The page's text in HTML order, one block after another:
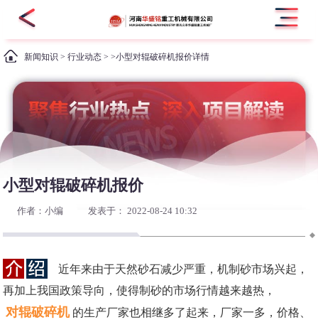
新闻知识 >行业动态 > >小型对辊破碎机报价详情
小型对辊破碎机报价
作者：小编 发表于： 2022-08-24 10:32
近年来由于天然砂石减少严重，机制砂市场兴起，
再加上我国政策导向，使得制砂的市场行情越来越热，
对辊破碎机 的生产厂家也相继多了起来，厂家一多，价格、